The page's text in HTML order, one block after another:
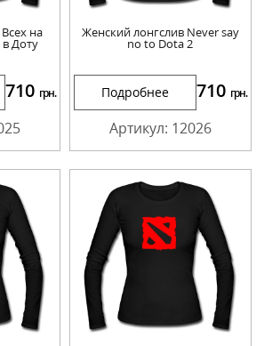
на
в Доту
710 грн.
Женский лонгслив Never say
no to Dota 2
Подробнее 710 грн.
Артикул: 12026